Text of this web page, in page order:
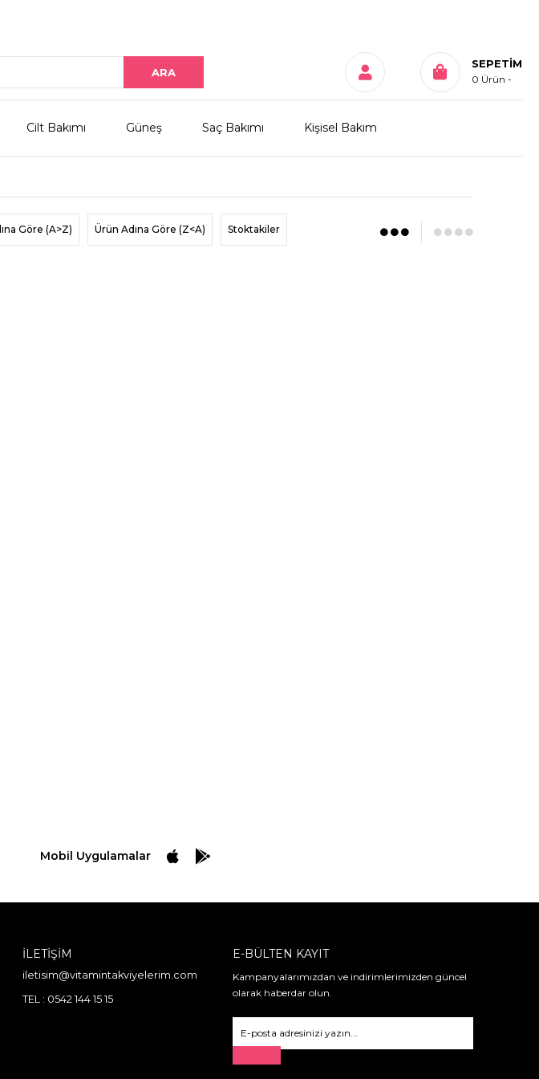
SEPETIM
0 Ürün
Cilt Bakımı Güneş Saç Bakımı Kişisel Bakım
Göre (A>Z) Ürün Adına Göre (Z<A) Stoktakiler
Mobil Uygulamalar
İLETİŞİM
iletisim@vitamintakviyelerim.com
TEL : 0542 144 15 15
E-BÜLTEN KAYIT
Kampanyalarımızdan ve indirimlerimizden güncel
olarak haberdar olun.